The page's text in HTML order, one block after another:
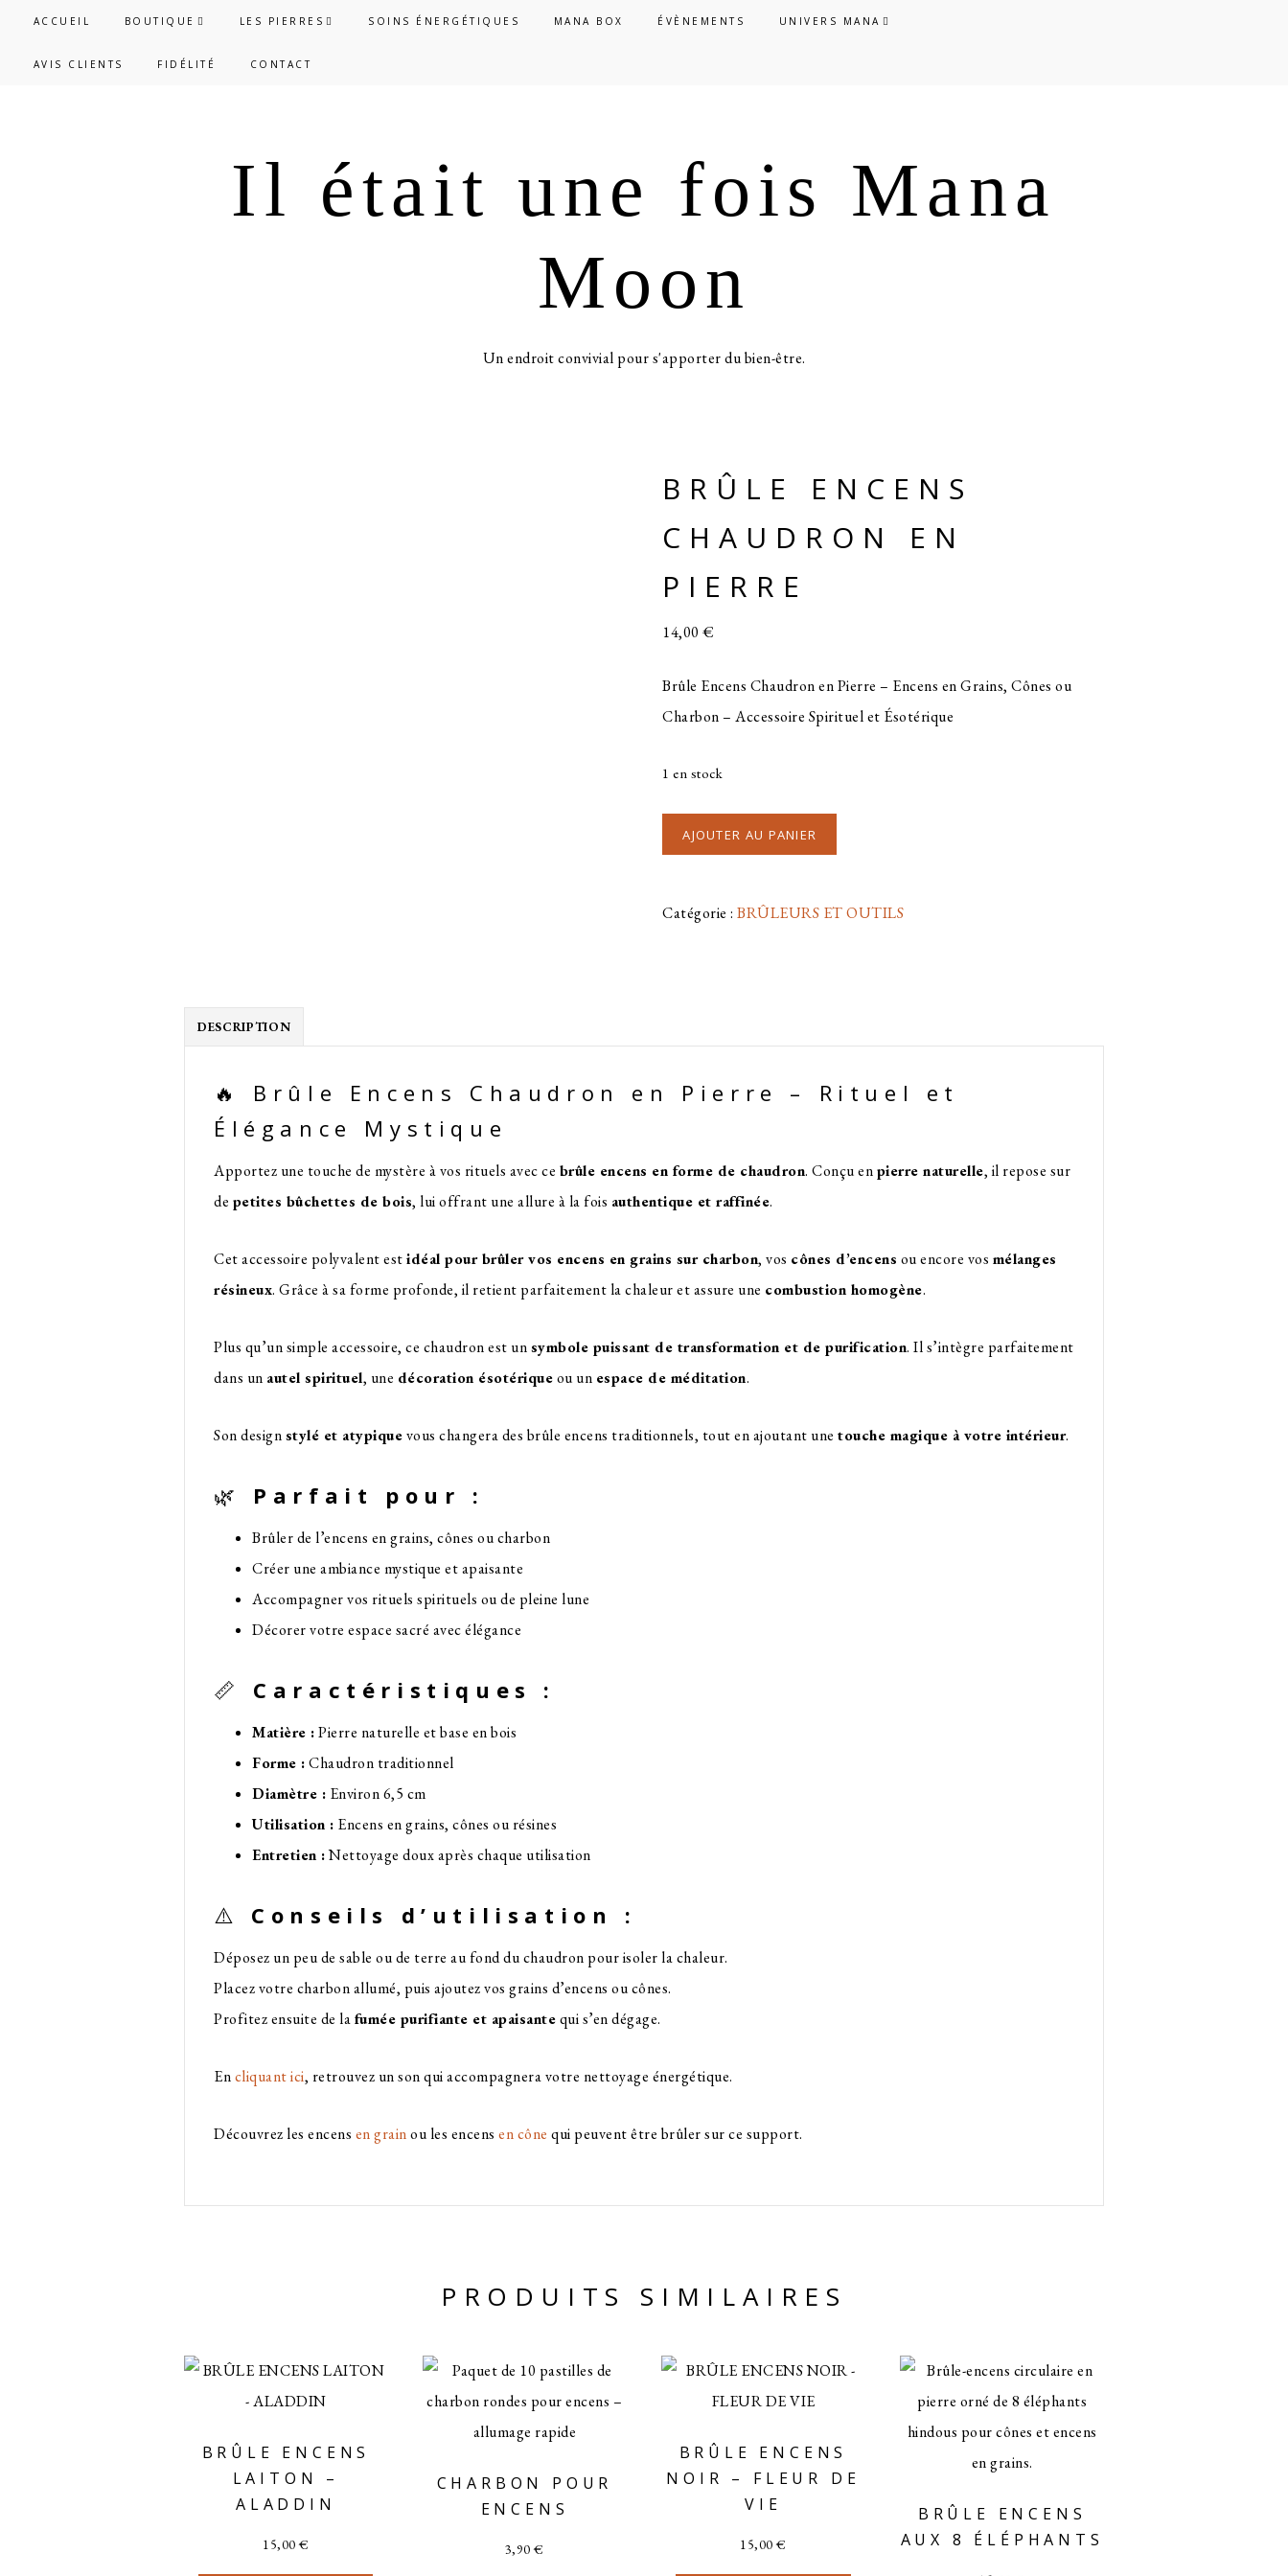
ACCUEIL BOUTIQUE LES PIERRES SOINS ÉNERGÉTIQUES MANA BOX ÉVÈNEMENTS UNIVERS MANA
AVIS CLIENTS FIDÉLITÉ CONTACT
Passer
Passer
Il était une fois Mana
Moon
Un endroit convivial pour s'apporter du bien-être.
BRÛLE ENCENS
CHAUDRON EN
PIERRE
14,00€
Brûle Encens Chaudron en Pierre – Encens en Grains, Cônes ou
Charbon – Accessoire Spirituel et Ésotérique
1 en stock
AJOUTER AU PANIER
Catégorie :BRÛLEURS ET OUTILS
DESCRIPTION
🔥 Brûle Encens Chaudron en Pierre – Rituel et
Élégance Mystique
Apportez une touche de mystère à vos rituels avec ce brûle encens en forme de chaudron. Conçu enpierre naturelle, il repose sur
de petites bûchettes de bois, lui offrant une allure à la fois authentique et raffinée.
Cet accessoire polyvalent estidéal pour brûler vos encens en grains sur charbon, vos cônes d’encens ou encore vos mélanges
résineux. Grâce à sa forme profonde, il retient parfaitement la chaleur et assure une combustion homogène.
Plus qu’un simple accessoire, ce chaudron est unsymbole puissant de transformation et de purification. Il s’intègre parfaitement
dans un autel spirituel, une décoration ésotériqueou un espace de méditation.
Son designstylé et atypiquevous changera des brûle encens traditionnels, tout en ajoutant une touche magique à votre intérieur.
🌿 Parfait pour :
Brûler de l’encens en grains, cônes ou charbon
Créer une ambiance mystique et apaisante
Accompagner vos rituels spirituels ou de pleine lune
Décorer votre espace sacré avec élégance
📏 Caractéristiques :
Matière :Pierre naturelle et base en bois
Forme :Chaudron traditionnel
Diamètre : Environ 6,5 cm
Utilisation : Encens en grains, cônes ou résines
Entretien :Nettoyage doux après chaque utilisation
⚠️ Conseils d’utilisation :
Déposez un peu de sable ou de terre au fond du chaudron pour isoler la chaleur.
Placez votre charbon allumé, puis ajoutez vos grains d’encens ou cônes.
Profitez ensuite de lafumée purifiante et apaisantequi s’en dégage.
Encliquant ici, retrouvez un son qui accompagnera votre nettoyage énergétique.
Découvrez les encens en grainou les encens en cône qui peuvent être brûler sur ce support.
PRODUITS SIMILAIRES
BRÛLE ENCENS
LAITON –
ALADDIN
15,00€
CHARBON POUR
ENCENS
3,90€
BRÛLE ENCENS
NOIR – FLEUR DE
VIE
15,00€
BRÛLE ENCENS
AUX 8 ÉLÉPHANTS